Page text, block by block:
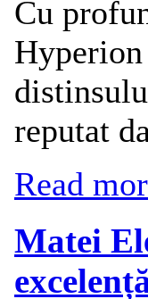
Cu
reputat
Read
Matei